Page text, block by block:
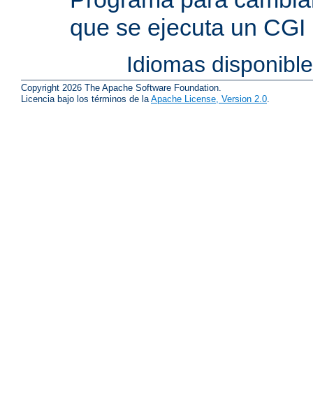
que se ejecuta un CGI
Idiomas
Copyright 2026 The Apache Software Foundation.
Licencia bajo los términos de laApache License, Version 2.0.